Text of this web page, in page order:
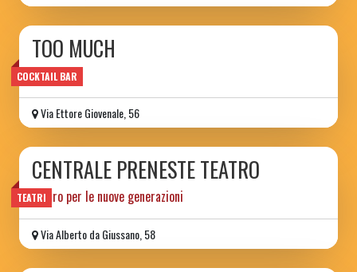
COCKTAIL BAR
TOO MUCH
wine bar
Via Ettore Giovenale, 56
TEATRI
CENTRALE PRENESTE TEATRO
teatro per le nuove generazioni
Via Alberto da Giussano, 58